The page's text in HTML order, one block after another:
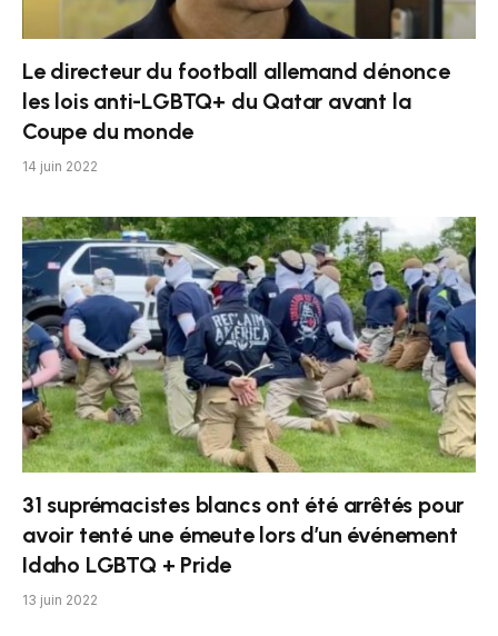
Le directeur du football allemand dénonce
les lois anti-LGBTQ+ du Qatar avant la
Coupe du monde
14 juin 2022
31 suprémacistes blancs ont été arrêtés pour
avoir tenté une émeute lors d’un événement
Idaho LGBTQ + Pride
13 juin 2022